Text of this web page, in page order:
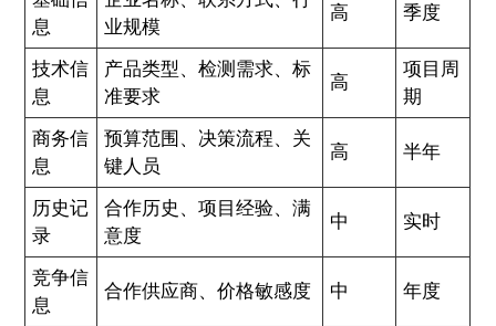
息
业规模
高 季度
技术信
息
产品类型、检测需求、标
准要求
高
项目周
期
商务信
息
预算范围、决策流程、关
键人员
高 半年
历史记
录
合作历史、项目经验、满
意度
中 实时
竞争信
息
合作供应商、价格敏感度 中 年度